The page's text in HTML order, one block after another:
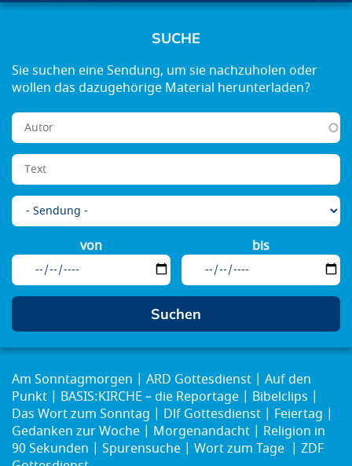
SUCHE
von bis
Am Sonntagmorgen ARD Gottesdienst
Auf den
Punkt
BASIS:KIRCHE – die Reportage
Bibelclips
Das Wort zum Sonntag
Dlf Gottesdienst
Feiertag
Gedanken zur Woche
Morgenandacht
Religion in
90 Sekunden
Spurensuche Wort zum Tage
ZDF